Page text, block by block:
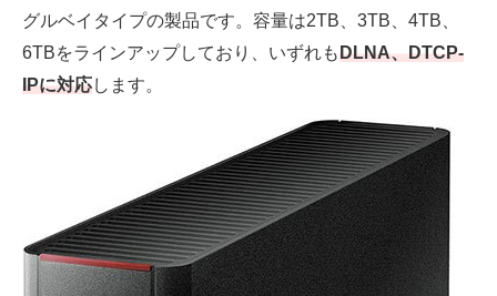
グルベイタイプの製品です。容量は2TB、3TB、4TB、
6TBをラインアップしており、いずれもDLNA、DTCP-
IPに対応します。